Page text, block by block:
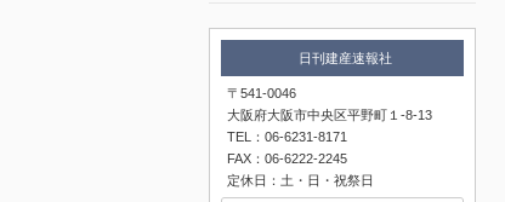
日刊建産速報社
〒541-0046
大阪府大阪市中央区平野町１-8-13
TEL：06-6231-8171
FAX：06-6222-2245
定休日：土・日・祝祭日